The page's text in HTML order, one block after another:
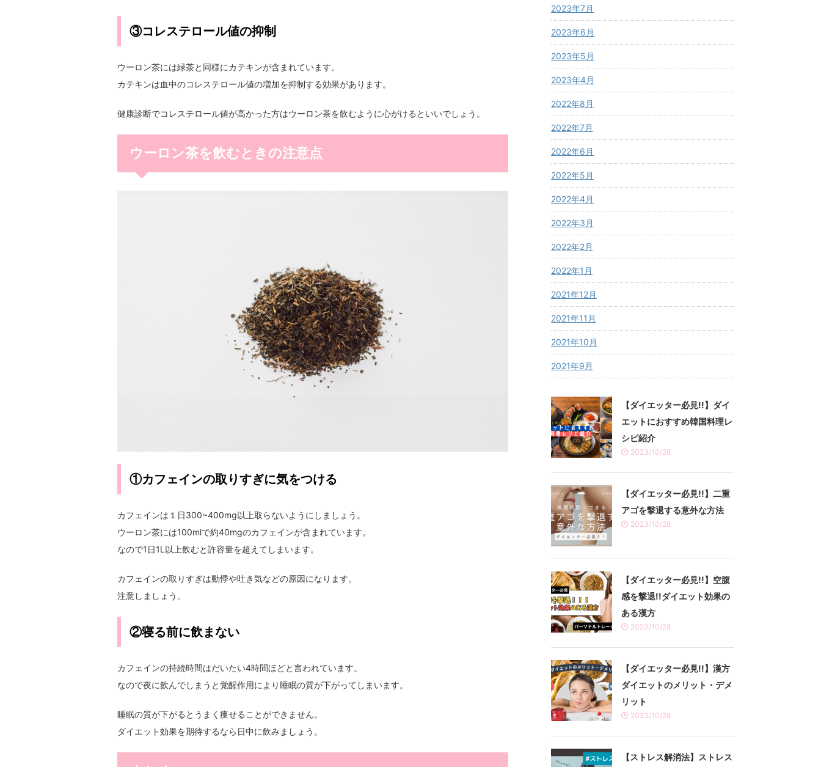
③コレステロール値の抑制
ウーロン茶には緑茶と同様にカテキンが含まれています。
カテキンは血中のコレステロール値の増加を抑制する効果があります。
健康診断でコレステロール値が高かった方はウーロン茶を飲むように心がけるといいでしょう。
ウーロン茶を飲むときの注意点
①カフェインの取りすぎに気をつける
カフェインは１日300~400mg以上取らないようにしましょう。
ウーロン茶には100mlで約40mgのカフェインが含まれています。
なので1日1L以上飲むと許容量を超えてしまいます。
カフェインの取りすぎは動悸や吐き気などの原因になります。
注意しましょう。
②寝る前に飲まない
カフェインの持続時間はだいたい4時間ほどと言われています。
なので夜に飲んでしまうと覚醒作用により睡眠の質が下がってしまいます。
睡眠の質が下がるとうまく痩せることができません。
ダイエット効果を期待するなら日中に飲みましょう。
2023年7月
2023年6月
2023年5月
2023年4月
2022年8月
2022年7月
2022年6月
2022年5月
2022年4月
2022年3月
2022年2月
2022年1月
2021年12月
2021年11月
2021年10月
2021年9月
【ダイエッター必見!!】ダイ
エットにおすすめ韓国料理レ
シピ紹介
2023/10/28
【ダイエッター必見!!】二重
アゴを撃退する意外な方法
2023/10/28
【ダイエッター必見!!】空腹
感を撃退!!ダイエット効果の
ある漢方
2023/10/28
【ダイエッター必見!!】漢方
ダイエットのメリット・デメ
リット
2023/10/28
【ストレス解消法】ストレス